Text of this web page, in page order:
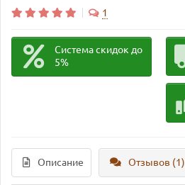
1
Система скидок до
5%
Описание Отзывов (1)